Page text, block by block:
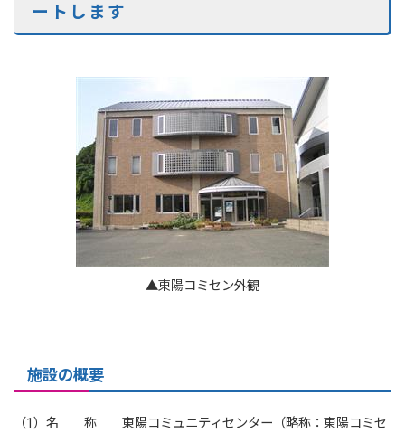
ートします
▲東陽コミセン外観
施設の概要
（1）名 称 東陽コミュニティセンター（略称：東陽コミセ